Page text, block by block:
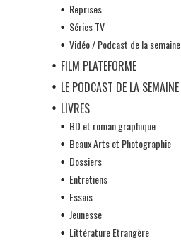
Reprises
Séries TV
Vidéo / Podcast de la semaine
FILM PLATEFORME
LE PODCAST DE LA SEMAINE
LIVRES
BD et roman graphique
Beaux Arts et Photographie
Dossiers
Entretiens
Essais
Jeunesse
Littérature Etrangère